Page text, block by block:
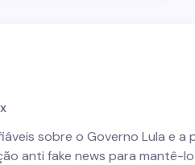
sobre o Governo Lula e
anti fake news para mantê-